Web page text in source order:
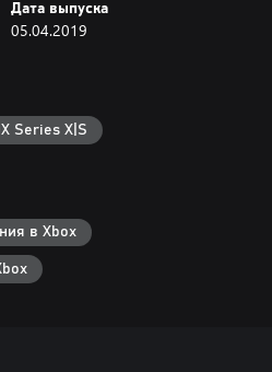
Дата выпуска
05.04.2019
Series X|S
в Xbox